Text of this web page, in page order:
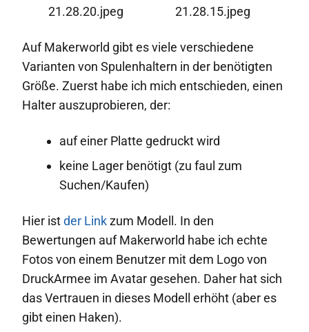
Auf Makerworld gibt es viele verschiedene
Varianten von Spulenhaltern in der benötigten
Größe. Zuerst habe ich mich entschieden, einen
Halter auszuprobieren, der:
auf einer Platte gedruckt wird
keine Lager benötigt (zu faul zum
Suchen/Kaufen)
Hier istder Linkzum Modell. In den
Bewertungen auf Makerworld habe ich echte
Fotos von einem Benutzer mit dem Logo von
DruckArmee im Avatar gesehen. Daher hat sich
das Vertrauen in dieses Modell erhöht (aber es
gibt einen Haken).